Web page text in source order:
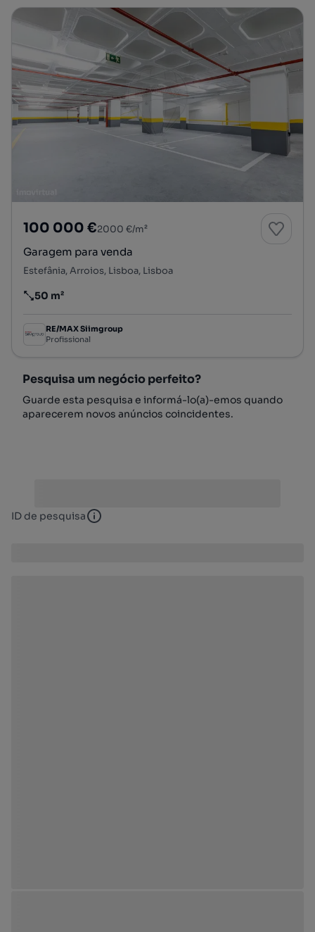
100 000 €2000 €/m²
Garagem para venda
Estefânia, Arroios, Lisboa, Lisboa
Preço por metro quadrado
50 m²
RE/MAX Siimgroup
Profissional
Pesquisa um negócio perfeito?
Guarde esta pesquisa e informá-lo(a)-emos quando
aparecerem novos anúncios coincidentes.
ID de pesquisa ID de pesquisa